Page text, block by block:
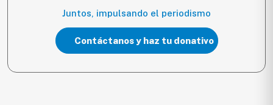
Juntos, impulsando el periodismo
Contáctanos y haz tu donativo